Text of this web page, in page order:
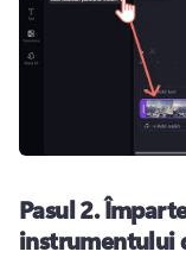
Pasul 2.
instrumentului